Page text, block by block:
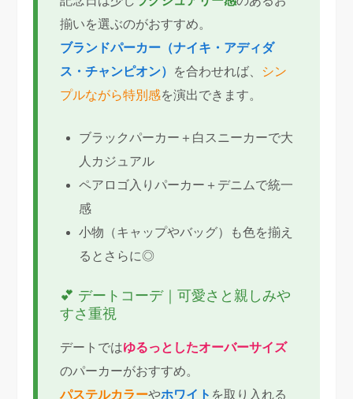
揃いを選ぶのがおすすめ。
ブランドパーカー（ナイキ・アディダ
ス・チャンピオン） を合わせれば、 シン
プルながら特別感を演出できます。
ブラックパーカー＋白スニーカーで大
人カジュアル
ペアロゴ入りパーカー＋デニムで統一
感
小物（キャップやバッグ）も色を揃え
るとさらに◎
💕 デートコーデ｜可愛さと親しみや
すさ重視
デートではゆるっとしたオーバーサイズ
のパーカーがおすすめ。
パステルカラーやホワイト を取り入れる